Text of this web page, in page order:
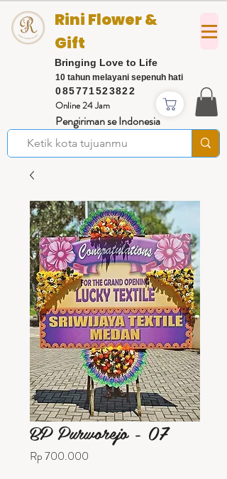
085771523822
Rini Flower &
Gift
Bringing Love to Life
Online 24 Jam
Pengiriman se Indonesia
10 tahun melayani sepenuh hati
BP Purworejo - 07
Rp 700.000